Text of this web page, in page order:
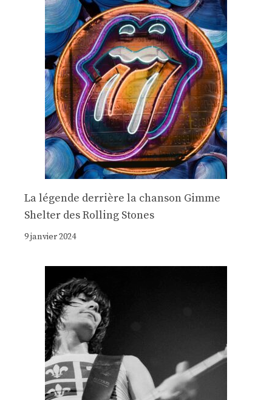
La légende derrière la chanson Gimme
Shelter des Rolling Stones
9 janvier 2024